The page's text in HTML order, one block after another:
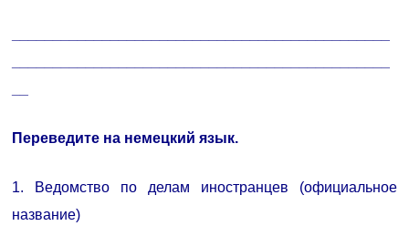
Переведите на немецкий язык.
1. Ведомство по делам иностранцев (официальное
название)